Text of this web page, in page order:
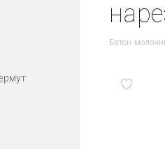
Батон